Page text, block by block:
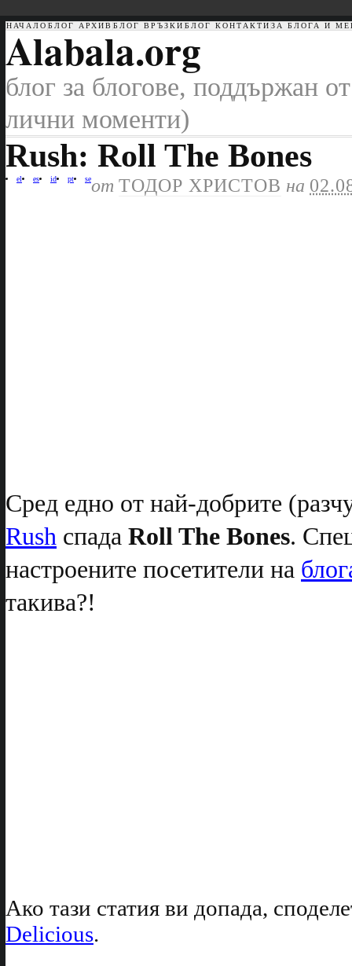
НАЧАЛО БЛОГ АРХИВ БЛОГ ВРЪЗКИ БЛОГ КОНТАКТИ ЗА БЛОГА И
Alabala.org
блог за блогове, поддържан
лични моменти)
Rush: Roll The Bones
el es id pt seот ТОДОР ХРИСТОВ на
Сред едно от най-добрите
Rush спада Roll The Bones.
настроените посетители на
такива?!
Ако тази статия ви допада,
Delicious.